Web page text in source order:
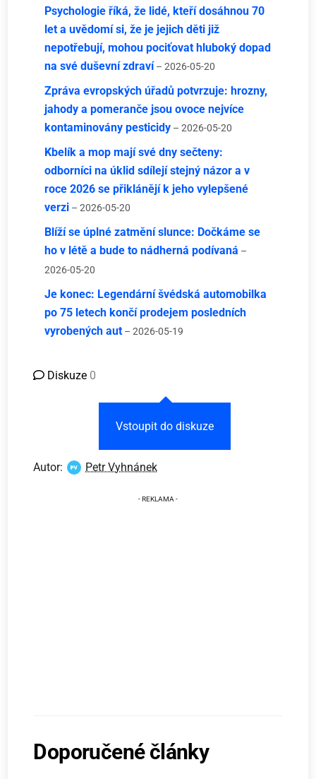
Psychologie říká, že lidé, kteří dosáhnou 70
let a uvědomí si, že je jejich děti již
nepotřebují, mohou pociťovat hluboký dopad
na své duševní zdraví – 2026-05-20
Zpráva evropských úřadů potvrzuje: hrozny,
jahody a pomeranče jsou ovoce nejvíce
kontaminovány pesticidy – 2026-05-20
Kbelík a mop mají své dny sečteny:
odborníci na úklid sdílejí stejný názor a v
roce 2026 se přiklánějí k jeho vylepšené
verzi – 2026-05-20
Blíží se úplné zatmění slunce: Dočkáme se
ho v létě a bude to nádherná podívaná –
2026-05-20
Je konec: Legendární švédská automobilka
po 75 letech končí prodejem posledních
vyrobených aut – 2026-05-19
Diskuze 0
Vstoupit do diskuze
Autor: Petr Vyhnánek
Doporučené články